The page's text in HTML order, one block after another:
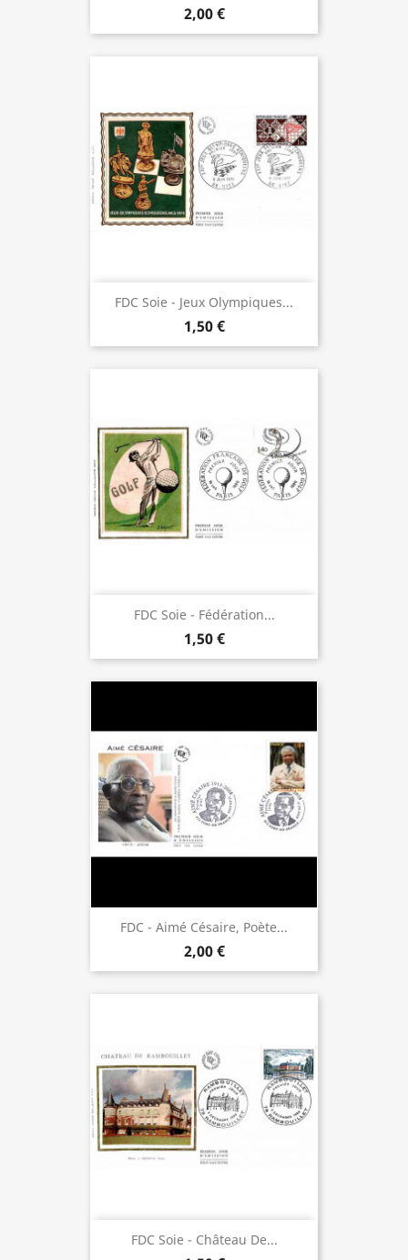
2,00 €
FDC Soie - Jeux Olympiques...
1,50 €
FDC Soie - Fédération...
1,50 €
FDC - Aimé Césaire, Poète...
2,00 €
FDC Soie - Château De...